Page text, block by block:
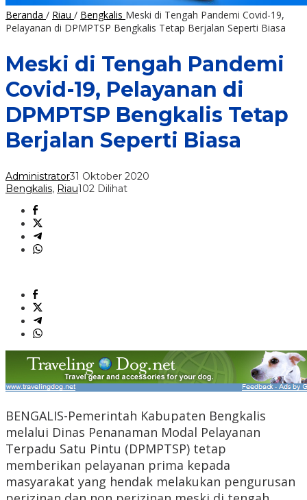
Beranda / Riau / Bengkalis Meski di Tengah Pandemi Covid-19,
Pelayanan di DPMPTSP Bengkalis Tetap Berjalan Seperti Biasa
Meski di Tengah Pandemi
Covid-19, Pelayanan di
DPMPTSP Bengkalis Tetap
Berjalan Seperti Biasa
Administrator31 Oktober 2020
Bengkalis, Riau102 Dilihat
BENGALIS-Pemerintah Kabupaten Bengkalis
melalui Dinas Penanaman Modal Pelayanan
Terpadu Satu Pintu (DPMPTSP) tetap
memberikan pelayanan prima kepada
masyarakat yang hendak melakukan pengurusan